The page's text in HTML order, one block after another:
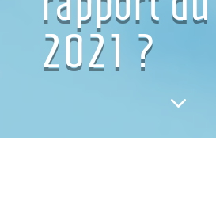
2021 ?
3